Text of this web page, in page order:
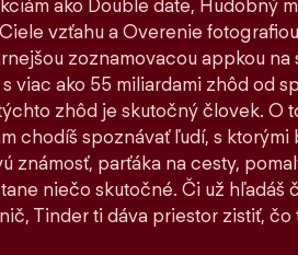
ako Double date, Hudobný
vzťahu a Overenie
zoznamovacou appkou na
viac ako 55 miliardami zhôd od
zhôd je skutočný človek. O
chodíš spoznávať ľudí, s ktorými
známosť, parťáka na cesty,
niečo skutočné. Či už hľadáš
Tinder ti dáva priestor zistiť, čo